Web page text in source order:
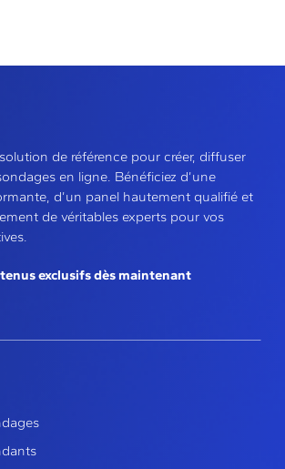
solution de référence pour créer, diffuser
en ligne. Bénéficiez d’une
d’un panel hautement qualifié et
de véritables experts pour vos
exclusifs dès maintenant